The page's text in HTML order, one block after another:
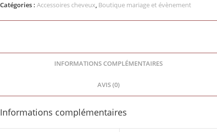
Catégories : Accessoires cheveux, Boutique mariage et évènement
INFORMATIONS COMPLÉMENTAIRES
AVIS (0)
Informations complémentaires